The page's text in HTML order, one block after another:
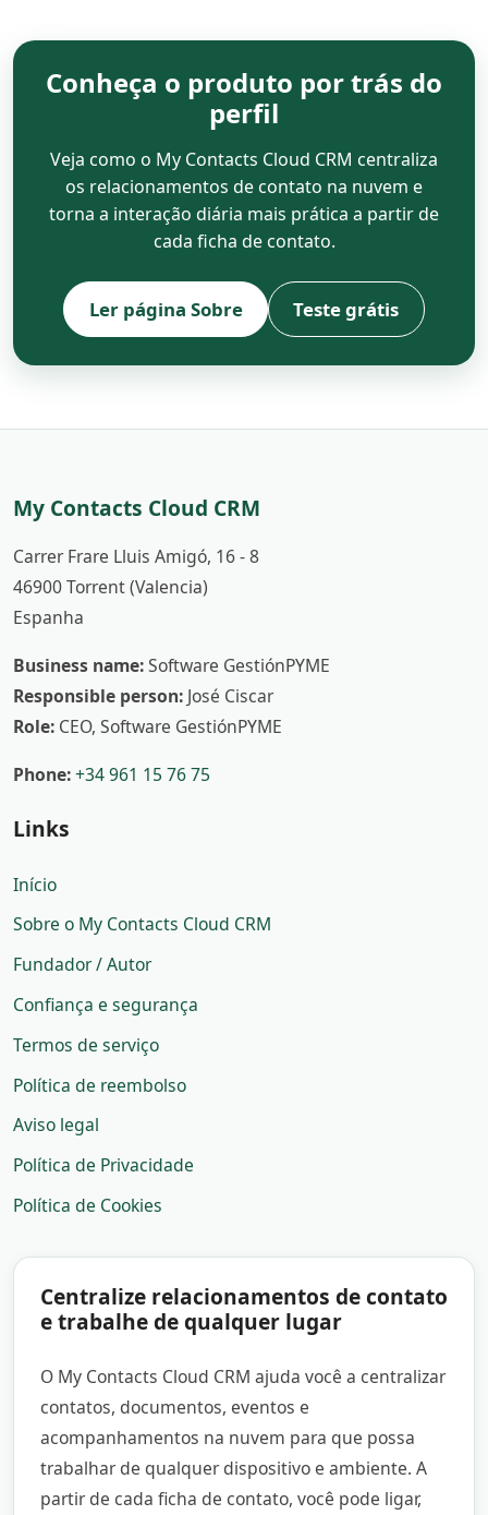
Conheça o produto por trás do
perfil
Veja como o My Contacts Cloud CRM centraliza
os relacionamentos de contato na nuvem e
torna a interação diária mais prática a partir de
cada ficha de contato.
Ler página Sobre Teste grátis
My Contacts Cloud CRM
Carrer Frare Lluis Amigó, 16 - 8
46900 Torrent (Valencia)
Espanha
Business name:Software GestiónPYME
Responsible person: José Ciscar
Role: CEO, Software GestiónPYME
Phone:+34 961 15 76 75
Links
Início
Sobre o My Contacts Cloud CRM
Fundador / Autor
Confiança e segurança
Termos de serviço
Política de reembolso
Aviso legal
Política de Privacidade
Política de Cookies
Centralize relacionamentos de contato
e trabalhe de qualquer lugar
O My Contacts Cloud CRM ajuda você a centralizar
contatos, documentos, eventos e
acompanhamentos na nuvem para que possa
trabalhar de qualquer dispositivo e ambiente. A
partir de cada ficha de contato, você pode ligar,